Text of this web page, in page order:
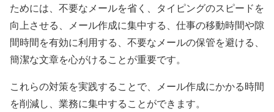
ためには、不要なメールを省く、タイピングのスピードを
向上させる、メール作成に集中する、仕事の移動時間や隙
間時間を有効に利用する、不要なメールの保管を避ける、
簡潔な文章を心がけることが重要です。
これらの対策を実践することで、メール作成にかかる時間
を削減し、業務に集中することができます。